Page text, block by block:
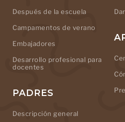
Después de la escuela
Campamentos de verano
Embajadores
Desarrollo profesional para
docentes
PADRES
Descripción general